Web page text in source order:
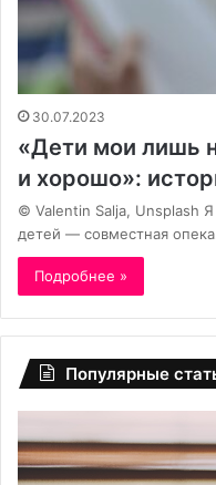
30.07.2023
«Дети мои лишь
и хорошо»:
© Valentin Salja, Unsplash
детей — совместная
Подробнее »
Популярные
словам
психолога,